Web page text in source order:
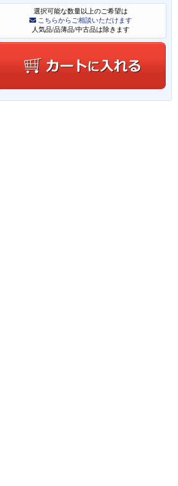
選択可能な数量以上のご希望は
こちらからご相談いただけます
人気品/品薄品/中古品は除きます